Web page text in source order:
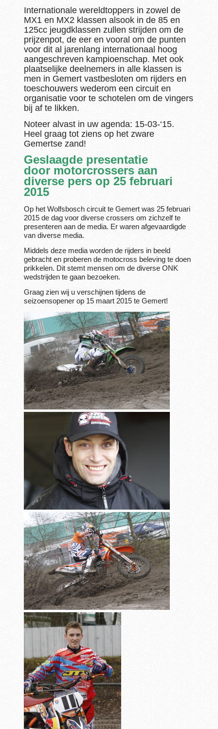
Internationale wereldtoppers in zowel de
MX1 en MX2 klassen alsook in de 85 en
125cc jeugdklassen zullen strijden om de
prijzenpot, de eer en vooral om de punten
voor dit al jarenlang internationaal hoog
aangeschreven kampioenschap. Met ook
plaatselijke deelnemers in alle klassen is
men in Gemert vastbesloten om rijders en
toeschouwers wederom een circuit en
organisatie voor te schotelen om de vingers
bij af te likken.
Noteer alvast in uw agenda: 15-03-‘15.
Heel graag tot ziens op het zware
Gemertse zand!
Geslaagde presentatie
door motorcrossers aan
diverse pers op 25 februari
2015
Op het Wolfsbosch circuit te Gemert was 25 februari
2015 de dag voor diverse crossers om zichzelf te
presenteren aan de media. Er waren afgevaardigde
van diverse media.
Middels deze media worden de rijders in beeld
gebracht en proberen de motocross beleving te doen
prikkelen. Dit stemt mensen om de diverse ONK
wedstrijden te gaan bezoeken.
Graag zien wij u verschijnen tijdens de
seizoensopener op 15 maart 2015 te Gemert!